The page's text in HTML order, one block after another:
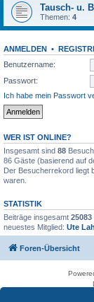
Tausch- u.
Themen: 4
ANMELDEN •
Benutzername:
Passwort:
Ich habe mein Passwort
WER IST ONLINE?
Insgesamt sind 88
86 Gäste (basierend auf
Der Besucherrekord liegt
waren.
STATISTIK
Beiträge insgesamt 25083
neuestes Mitglied: Ute
Foren-Übersicht
Betreiber des Forums